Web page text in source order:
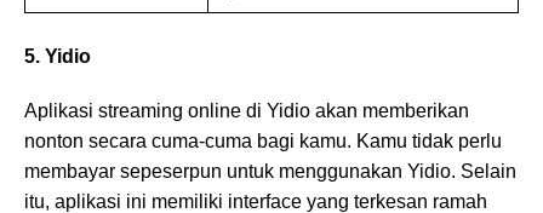
5. Yidio
Aplikasi streaming online di Yidio akan memberikan
nonton secara cuma-cuma bagi kamu. Kamu tidak perlu
membayar sepeserpun untuk menggunakan Yidio. Selain
itu, aplikasi ini memiliki interface yang terkesan ramah